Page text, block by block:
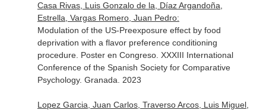
Casa Rivas, Luis Gonzalo de la, Díaz Argandoña,
Estrella, Vargas Romero, Juan Pedro:
Modulation of the US-Preexposure effect by food
deprivation with a flavor preference conditioning
procedure. Poster en Congreso. XXXIII International
Conference of the Spanish Society for Comparative
Psychology. Granada. 2023
Lopez Garcia, Juan Carlos, Traverso Arcos, Luis Miguel,